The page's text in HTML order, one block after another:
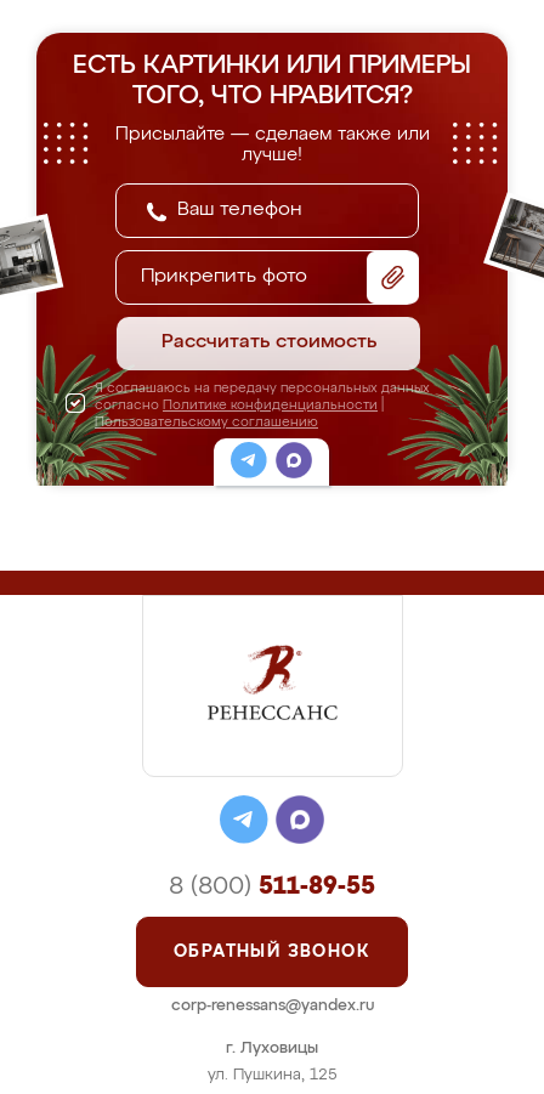
ЕСТЬ КАРТИНКИ ИЛИ ПРИМЕРЫ
ТОГО, ЧТО НРАВИТСЯ?
Присылайте — сделаем также или
лучше!
Прикрепить фото
Рассчитать стоимость
Я соглашаюсь на передачу персональных данных
согласно Политике конфиденциальности
Пользовательскому соглашению
г. Луховицы
ул. Пушкина, 125
8 (800) 511-89-55
ОБРАТНЫЙ ЗВОНОК
corp-renessans@yandex.ru